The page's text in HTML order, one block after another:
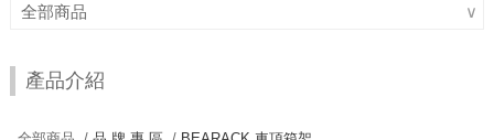
全部商品 ∨
產品介紹